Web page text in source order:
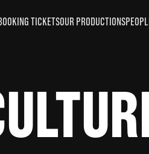
TICKETSOUR PRODUCTIONS